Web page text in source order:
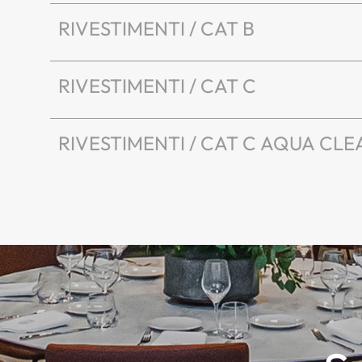
RIVESTIMENTI / CAT B
RIVESTIMENTI / CAT C
RIVESTIMENTI / CAT C AQUA